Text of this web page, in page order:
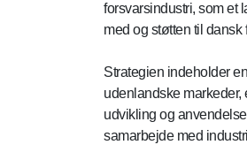
forsvarsindustri, som et
med og støtten til
Strategien indeholder
udenlandske markeder,
udvikling og
samarbejde med